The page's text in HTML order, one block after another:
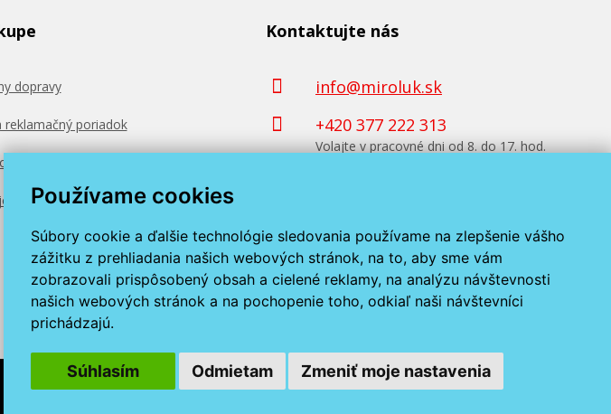
Používame cookies
Súbory cookie a ďalšie technológie sledovania používame na zlepšenie vášho
zážitku z prehliadania našich webových stránok, na to, aby sme vám
zobrazovali prispôsobený obsah a cielené reklamy, na analýzu návštevnosti
našich webových stránok a na pochopenie toho, odkiaľ naši návštevníci
prichádzajú.
Súhlasím Odmietam Zmeniť moje nastavenia
dopravy
reklamačný poriadok
Kontaktujte nás
info@miroluk.sk
+420 377 222 313
Volajte v pracovné dni od 8. do 17. hod.